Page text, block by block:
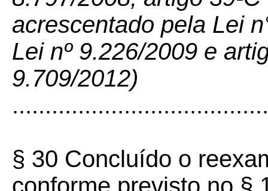
acrescentado pela Lei
Lei nº 9.226/2009 e
9.709/2012)
§ 30 Concluído o
conforme previsto no §